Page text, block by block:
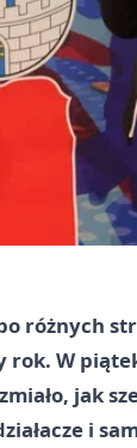
różnych
rok. W
jak
i